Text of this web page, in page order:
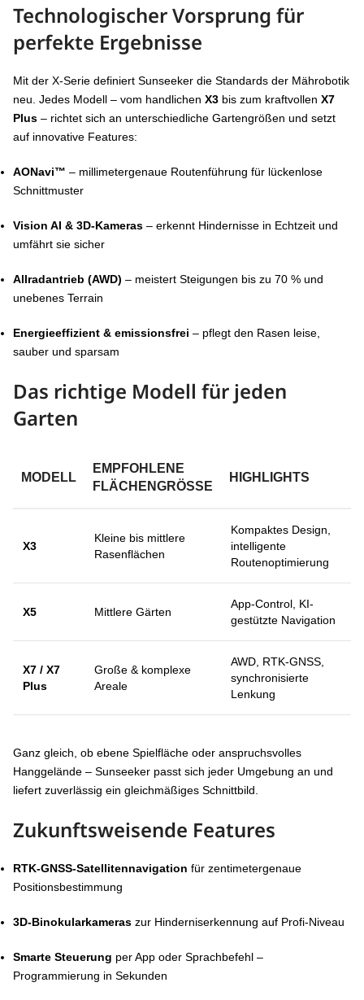
Technologischer Vorsprung für
perfekte Ergebnisse
Mit der X-Serie definiert Sunseeker die Standards der Mährobotik
neu. Jedes Modell – vom handlichen X3 bis zum kraftvollen X7
Plus – richtet sich an unterschiedliche Gartengrößen und setzt
auf innovative Features:
AONavi™ – millimetergenaue Routenführung für lückenlose
Schnittmuster
Vision AI & 3D-Kameras – erkennt Hindernisse in Echtzeit und
umfährt sie sicher
Allradantrieb (AWD) – meistert Steigungen bis zu 70 % und
unebenes Terrain
Energieeffizient & emissionsfrei – pflegt den Rasen leise,
sauber und sparsam
Das richtige Modell für jeden
Garten
MODELL
EMPFOHLENE
FLÄCHENGRÖSSE
HIGHLIGHTS
X3
Kleine bis mittlere
Rasenflächen
Kompaktes Design,
intelligente
Routenoptimierung
X5 Mittlere Gärten
App-Control, KI-
gestützte Navigation
X7 / X7
Plus
Große & komplexe
Areale
AWD, RTK-GNSS,
synchronisierte
Lenkung
Ganz gleich, ob ebene Spielfläche oder anspruchsvolles
Hanggelände – Sunseeker passt sich jeder Umgebung an und
liefert zuverlässig ein gleichmäßiges Schnittbild.
Zukunftsweisende Features
RTK-GNSS-Satellitennavigation für zentimetergenaue
Positionsbestimmung
3D-Binokularkameras zur Hinderniserkennung auf Profi-Niveau
Smarte Steuerung per App oder Sprachbefehl –
Programmierung in Sekunden